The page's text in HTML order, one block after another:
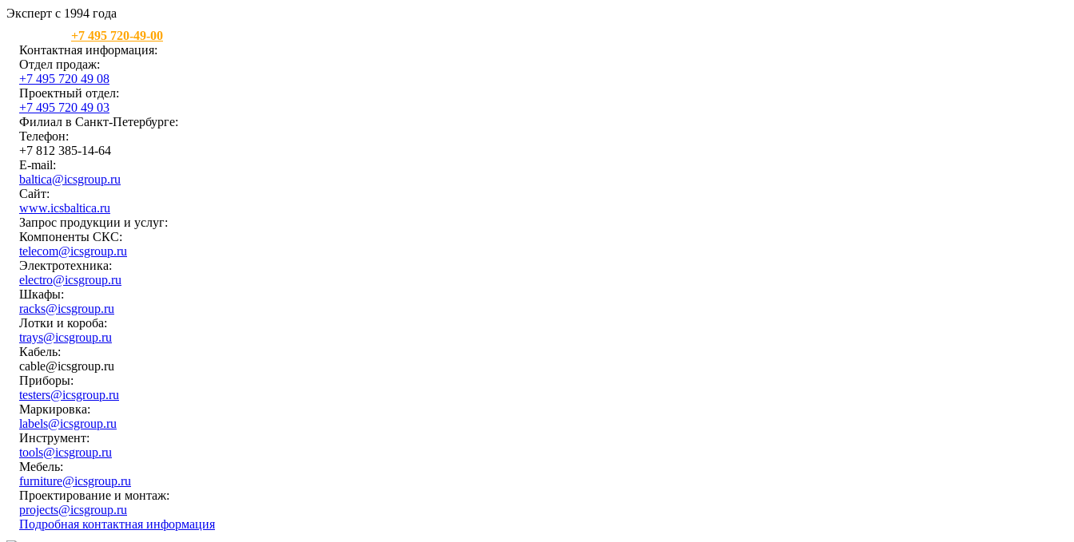
Эксперт с 1994 года
+7 495 720-49-00
Контактная информация:
Отдел продаж:
+7 495 720 49 08
Проектный отдел:
+7 495 720 49 03
Филиал в Санкт-Петербурге:
Телефон:
+7 812 385-14-64
E-mail:
baltica@icsgroup.ru
Сайт:
www.icsbaltica.ru
Запрос продукции и услуг:
Компоненты СКС:
telecom@icsgroup.ru
Электротехника:
electro@icsgroup.ru
Шкафы:
racks@icsgroup.ru
Лотки и короба:
trays@icsgroup.ru
Кабель:
cable@icsgroup.ru
Приборы:
testers@icsgroup.ru
Маркировка:
labels@icsgroup.ru
Инструмент:
tools@icsgroup.ru
Мебель:
furniture@icsgroup.ru
Проектирование и монтаж:
projects@icsgroup.ru
Подробная контактная информация